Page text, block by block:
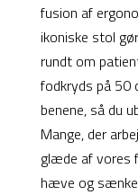
fusion af
ikoniske stol
rundt om
fodkryds på 50
benene, så du
Mange, der
glæde af vores
hæve og